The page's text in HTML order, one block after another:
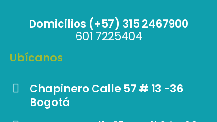
Domicilios (+57) 315 2467900
601 7225404
Ubícanos
Chapinero Calle 57 # 13 -36
Bogotá